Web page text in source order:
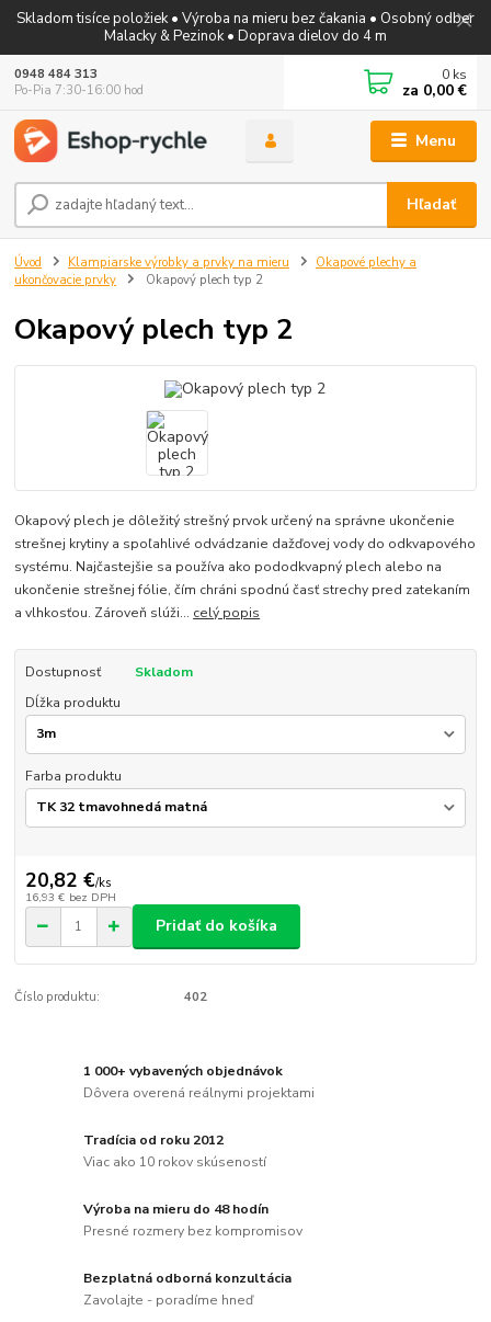
Skladom tisíce položiek • Výroba na mieru bez čakania • Osobný odber
Malacky & Pezinok • Doprava dielov do 4 m
Menu
Hľadať
0948 484 313
Po-Pia 7:30-16:00 hod
0 ks
za 0,00 €
Úvod Klampiarske výrobky a prvky na mieru
Okapové plechy a
ukončovacie prvky
Okapový plech typ 2
Okapový plech typ 2
Okapový plech je dôležitý strešný prvok určený na správne ukončenie
strešnej krytiny a spoľahlivé odvádzanie dažďovej vody do odkvapového
systému. Najčastejšie sa používa ako pododkvapný plech alebo na
ukončenie strešnej fólie, čím chráni spodnú časť strechy pred zatekaním
a vlhkosťou. Zároveň slúži... celý popis
Dostupnosť
Skladom
Dĺžka produktu
Farba produktu
20,82 €/ks
16,93 € bez DPH
Pridať do košíka
Číslo produktu: 402
1 000+ vybavených objednávok
Dôvera overená reálnymi projektami
Tradícia od roku 2012
Viac ako 10 rokov skúseností
Výroba na mieru do 48 hodín
Presné rozmery bez kompromisov
Bezplatná odborná konzultácia
Zavolajte - poradíme hneď